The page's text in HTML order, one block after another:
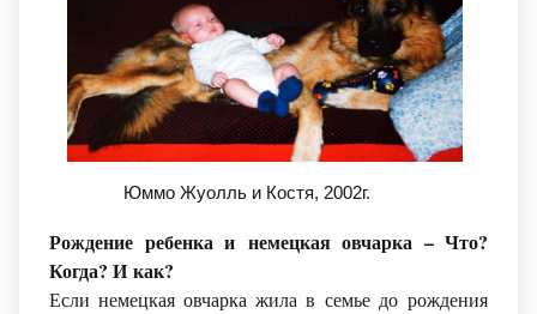
Юммо Жуолль и Костя, 2002г.
Рождение ребенка и немецкая овчарка – Что?
Когда? И как?
Если немецкая овчарка жила в семье до рождения